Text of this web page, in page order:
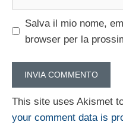
Salva il mio nome,
browser per la
This site uses Akismet
your comment data is